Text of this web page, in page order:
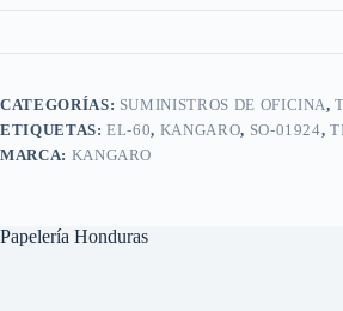
CATEGORÍAS: SUMINISTROS DE OFICINA,
ETIQUETAS:EL-60, KANGARO, SO-01924,
MARCA: KANGARO
Papelería Honduras